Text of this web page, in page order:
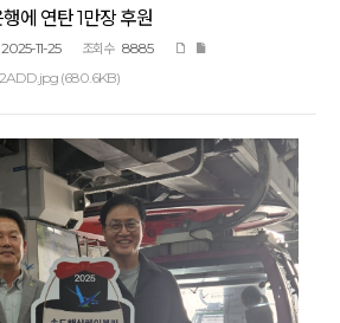
에 연탄 1만장 후원
2025-11-25 조회수 8885
(680.6KB)